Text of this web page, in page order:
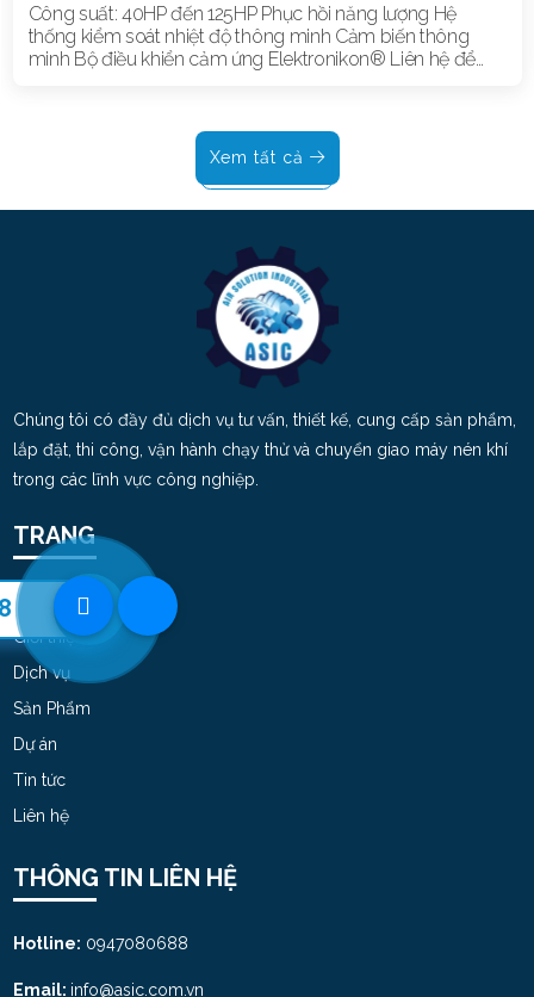
Công suất: 40HP đến 125HP Phục hồi năng lượng Hệ
thống kiểm soát nhiệt độ thông minh Cảm biến thông
minh Bộ điều khiển cảm ứng Elektronikon® Liên hệ để
Xem tất cả
Chúng tôi có đầy đủ dịch vụ tư vấn, thiết kế, cung cấp sản phẩm,
lắp đặt, thi công, vận hành chạy thử và chuyển giao máy nén khí
trong các lĩnh vực công nghiệp.
TRANG
Trang chủ
Giới thiệu
Dịch vụ
Sản Phẩm
Dự án
Tin tức
Liên hệ
THÔNG TIN LIÊN HỆ
Hotline: 0947080688
Email: info@asic.com.vn